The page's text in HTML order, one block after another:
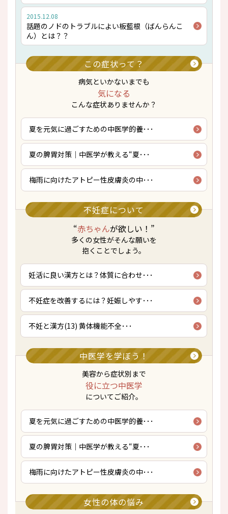
2015.12.08
話題のノドのトラブルによい板藍根（ばんらんこ
ん）とは？？
この症状って？
病気といかないまでも
気になる
こんな症状ありませんか？
夏を元気に過ごすための中医学的養･･･
夏の脾胃対策｜中医学が教える“夏･･･
梅雨に向けたアトピー性皮膚炎の中･･･
不妊症について
“赤ちゃんが欲しい！”
多くの女性がそんな願いを
抱くことでしょう。
妊活に良い漢方とは？体質に合わせ･･･
不妊症を改善するには？妊娠しやす･･･
不妊と漢方(13) 黄体機能不全･･･
中医学を学ぼう！
美容から症状別まで
役に立つ中医学
についてご紹介。
夏を元気に過ごすための中医学的養･･･
夏の脾胃対策｜中医学が教える“夏･･･
梅雨に向けたアトピー性皮膚炎の中･･･
女性の体の悩み